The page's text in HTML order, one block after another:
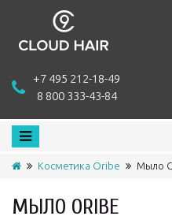
+7 495 212-18-49
8 800 333-43-84
Косметика Oribe Мыло
МЫЛО ORIBE